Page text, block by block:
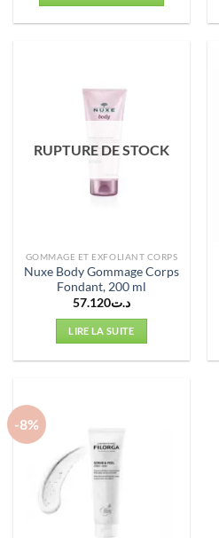
RUPTURE DE STOCK
GOMMAGE ET EXFOLIANT CORPS
Nuxe Body Gommage Corps
Fondant, 200 ml
د.ت57.120
LIRE LA SUITE
-8%